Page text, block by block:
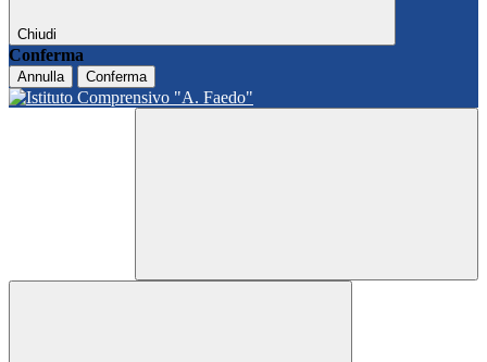
Chiudi
Conferma
Annulla Conferma